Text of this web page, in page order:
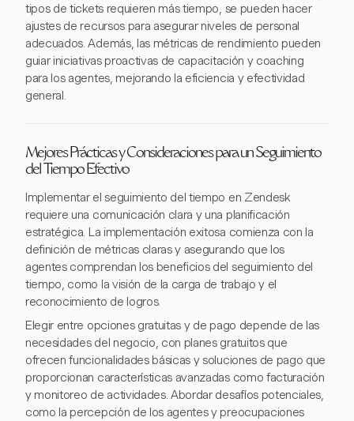
tipos de tickets requieren más tiempo, se pueden hacer
ajustes de recursos para asegurar niveles de personal
adecuados. Además, las métricas de rendimiento pueden
guiar iniciativas proactivas de capacitación y coaching
para los agentes, mejorando la eficiencia y efectividad
general.
Mejores Prácticas y Consideraciones para un Seguimiento
del Tiempo Efectivo
Implementar el seguimiento del tiempo en Zendesk
requiere una comunicación clara y una planificación
estratégica. La implementación exitosa comienza con la
definición de métricas claras y asegurando que los
agentes comprendan los beneficios del seguimiento del
tiempo, como la visión de la carga de trabajo y el
reconocimiento de logros.
Elegir entre opciones gratuitas y de pago depende de las
necesidades del negocio, con planes gratuitos que
ofrecen funcionalidades básicas y soluciones de pago que
proporcionan características avanzadas como facturación
y monitoreo de actividades. Abordar desafíos potenciales,
como la percepción de los agentes y preocupaciones